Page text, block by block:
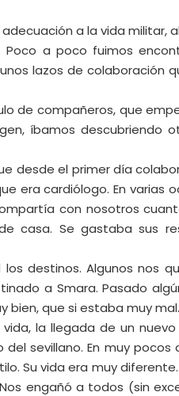
a la vida militar,
a poco fuimos
lazos de colaboración
de compañeros, que
íbamos descubriendo
desde el primer día
era cardiólogo. En varias
con nosotros
casa. Se gastaba sus
destinos. Algunos nos
a Smara. Pasado
bien, que si estaba muy
la llegada de un
sevillano. En muy
Su vida era muy
engañó a todos (sin